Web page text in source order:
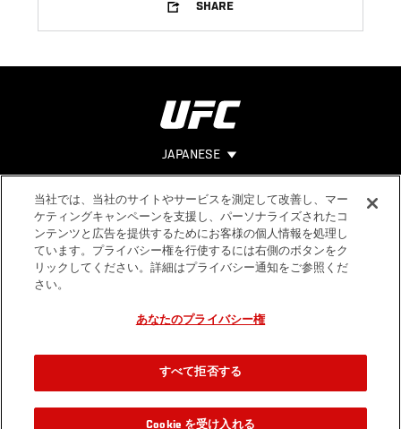
SHARE
JAPANESE
Footer ヘルプ
法的事項
利用規約
個人情報保
当社では、当社のサイトやサービスを測定して改善し、マー
ケティングキャンペーンを支援し、パーソナライズされたコ
ンテンツと広告を提供するためにお客様の個人情報を処理し
ています。プライバシー権を行使するには右側のボタンをク
リックしてください。詳細はプライバシー通知をご参照くだ
さい。
あなたのプライバシー権
すべて拒否する
Cookie を受け入れる